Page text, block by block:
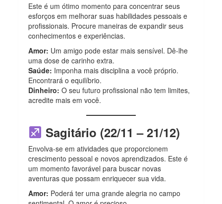
Este é um ótimo momento para concentrar seus
esforços em melhorar suas habilidades pessoais e
profissionais. Procure maneiras de expandir seus
conhecimentos e experiências.
Amor: Um amigo pode estar mais sensível. Dê-lhe
uma dose de carinho extra.
Saúde: Imponha mais disciplina a você próprio.
Encontrará o equilíbrio.
Dinheiro: O seu futuro profissional não tem limites,
acredite mais em você.
Sagitário (22/11 – 21/12)
Envolva-se em atividades que proporcionem
crescimento pessoal e novos aprendizados. Este é
um momento favorável para buscar novas
aventuras que possam enriquecer sua vida.
Amor: Poderá ter uma grande alegria no campo